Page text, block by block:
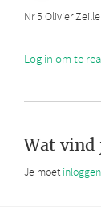
Nr 5 Olivier
Log in om te
Wat vind
Je moet inloggen